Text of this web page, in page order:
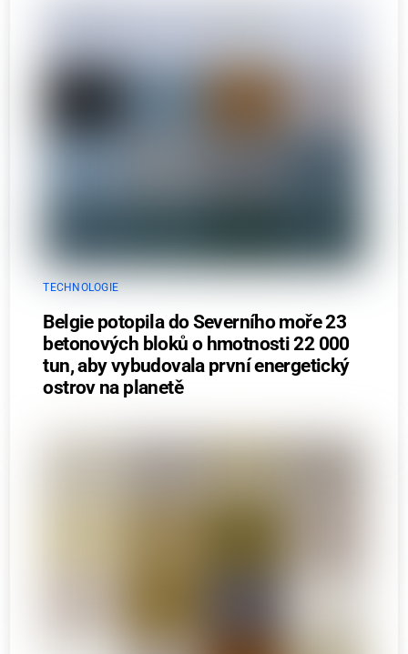
TECHNOLOGIE
Belgie potopila do Severního moře 23
betonových bloků o hmotnosti 22 000
tun, aby vybudovala první energetický
ostrov na planetě